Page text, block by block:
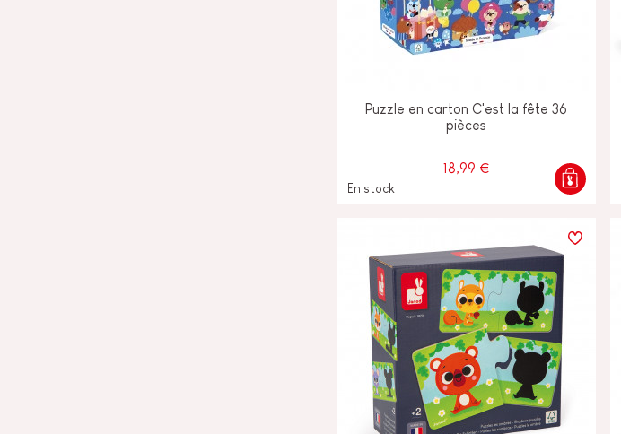
Puzzle en carton C'est la fête 36
pièces
18,99 €
En stock